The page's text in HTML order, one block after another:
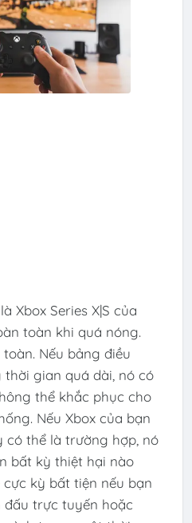
Xbox Series X|S của
toàn khi quá nóng.
Nếu bảng điều
gian quá dài, nó có
thể khắc phục cho
Nếu Xbox của bạn
có thể là trường hợp, nó
bất kỳ thiệt hại nào
kỳ bất tiện nếu bạn
trực tuyến hoặc